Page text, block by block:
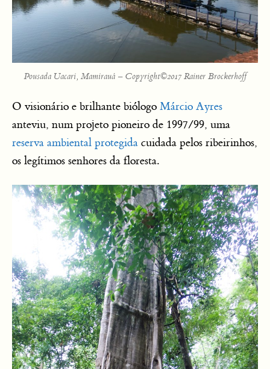
Pousada Uacari, Mamirauá – Copyright©2017 Rainer Brockerhoff
O visionário e brilhante biólogo Márcio Ayres
anteviu, num projeto pioneiro de 1997/99, uma
reserva ambiental protegida cuidada pelos ribeirinhos,
os legítimos senhores da floresta.